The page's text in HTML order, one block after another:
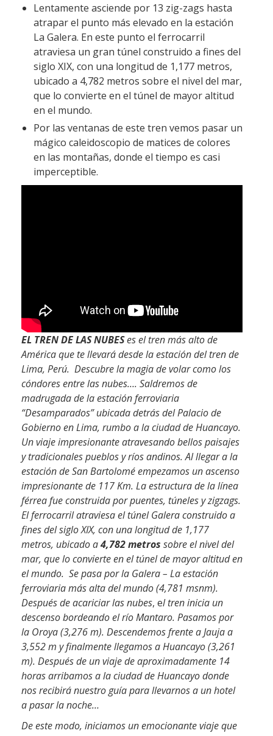
Lentamente asciende por 13 zig-zags hasta
atrapar el punto más elevado en la estación
La Galera. En este punto el ferrocarril
atraviesa un gran túnel construido a fines del
siglo XIX, con una longitud de 1,177 metros,
ubicado a 4,782 metros sobre el nivel del mar,
que lo convierte en el túnel de mayor altitud
en el mundo.
Por las ventanas de este tren vemos pasar un
mágico caleidoscopio de matices de colores
en las montañas, donde el tiempo es casi
imperceptible.
EL TREN DE LAS NUBESes el tren más alto de
América que te llevará desde la estación del tren de
Lima, Perú. Descubre la magia de volar como los
cóndores entre las nubes…. Saldremos de
madrugada de la estación ferroviaria
“Desamparados” ubicada detrás del Palacio de
Gobierno en Lima, rumbo a la ciudad de Huancayo.
Un viaje impresionante atravesando bellos paisajes
y tradicionales pueblos y ríos andinos. Al llegar a la
estación de San Bartolomé empezamos un ascenso
impresionante de 117 Km. La estructura de la línea
férrea fue construida por puentes, túneles y zigzags.
El ferrocarril atraviesa el túnel Galera construido a
fines del siglo XIX, con una longitud de 1,177
metros, ubicado a4,782 metros sobre el nivel del
mar, que lo convierte en el túnel de mayor altitud en
el mundo. Se pasa por la Galera – La estación
ferroviaria más alta del mundo (4,781 msnm).
Después de acariciar las nubes, el tren inicia un
descenso bordeando el río Mantaro. Pasamos por
la Oroya (3,276 m). Descendemos frente a Jauja a
3,552 m y finalmente llegamos a Huancayo (3,261
m). Después de un viaje de aproximadamente 14
horas arribamos a la ciudad de Huancayo donde
nos recibirá nuestro guía para llevarnos a un hotel
a pasar la noche…
De este modo, iniciamos un emocionante viaje que